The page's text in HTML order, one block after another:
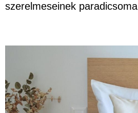
szerelmeseinek paradicsoma